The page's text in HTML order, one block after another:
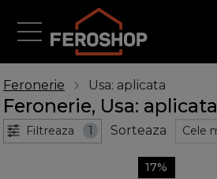
Feronerie Usa: aplicata
Feronerie, Usa: aplicata
Filtreaza 1 Sorteaza
17%